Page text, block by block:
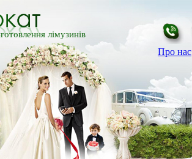
лімузинів
Про нас